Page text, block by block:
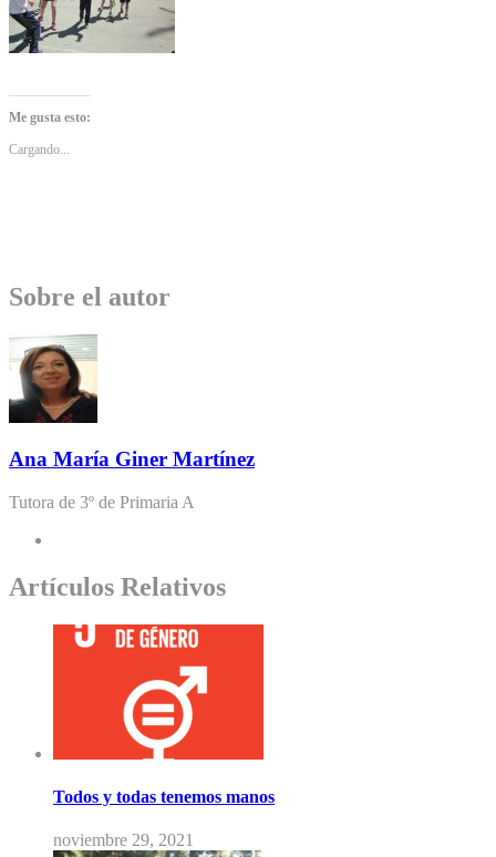
Me gusta esto:
Cargando...
Sobre el autor
Ana María Giner Martínez
Tutora de 3º de Primaria A
Artículos Relativos
Todos y todas tenemos manos
noviembre 29, 2021